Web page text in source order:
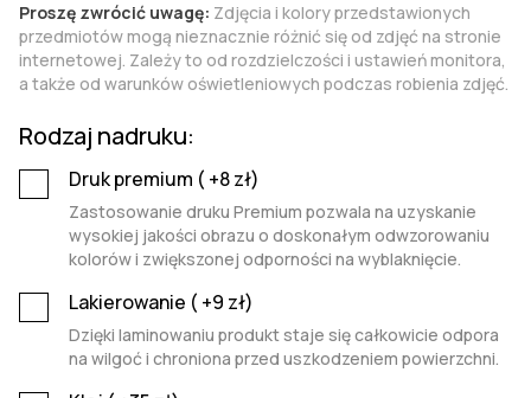
Proszę zwrócić uwagę: Zdjęcia i kolory przedstawionych
przedmiotów mogą nieznacznie różnić się od zdjęć na stronie
internetowej. Zależy to od rozdzielczości i ustawień monitora,
a także od warunków oświetleniowych podczas robienia zdjęć.
Rodzaj nadruku:
Druk premium ( +8zł)
Zastosowanie druku Premium pozwala na uzyskanie
wysokiej jakości obrazu o doskonałym odwzorowaniu
kolorów i zwiększonej odporności na wyblaknięcie.
Lakierowanie ( +9 zł)
Dzięki laminowaniu produkt staje się całkowicie odpora
na wilgoć i chroniona przed uszkodzeniem powierzchni.